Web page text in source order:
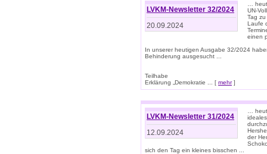
LVKM-Newsletter 32/2024
20.09.2024
…
UN-
Tag
Laufe
einen
In unserer heutigen Ausgabe 32/2024
Behinderung ausgesucht ...
Teilhabe
Erklärung „Demokratie ... [ mehr]
LVKM-Newsletter 31/2024
12.09.2024
…
der
sich den Tag ein kleines bisschen ...